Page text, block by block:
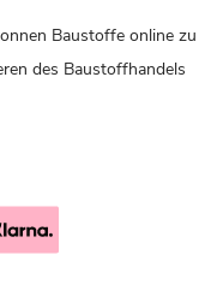
Baustoffe online zu
des Baustoffhandels